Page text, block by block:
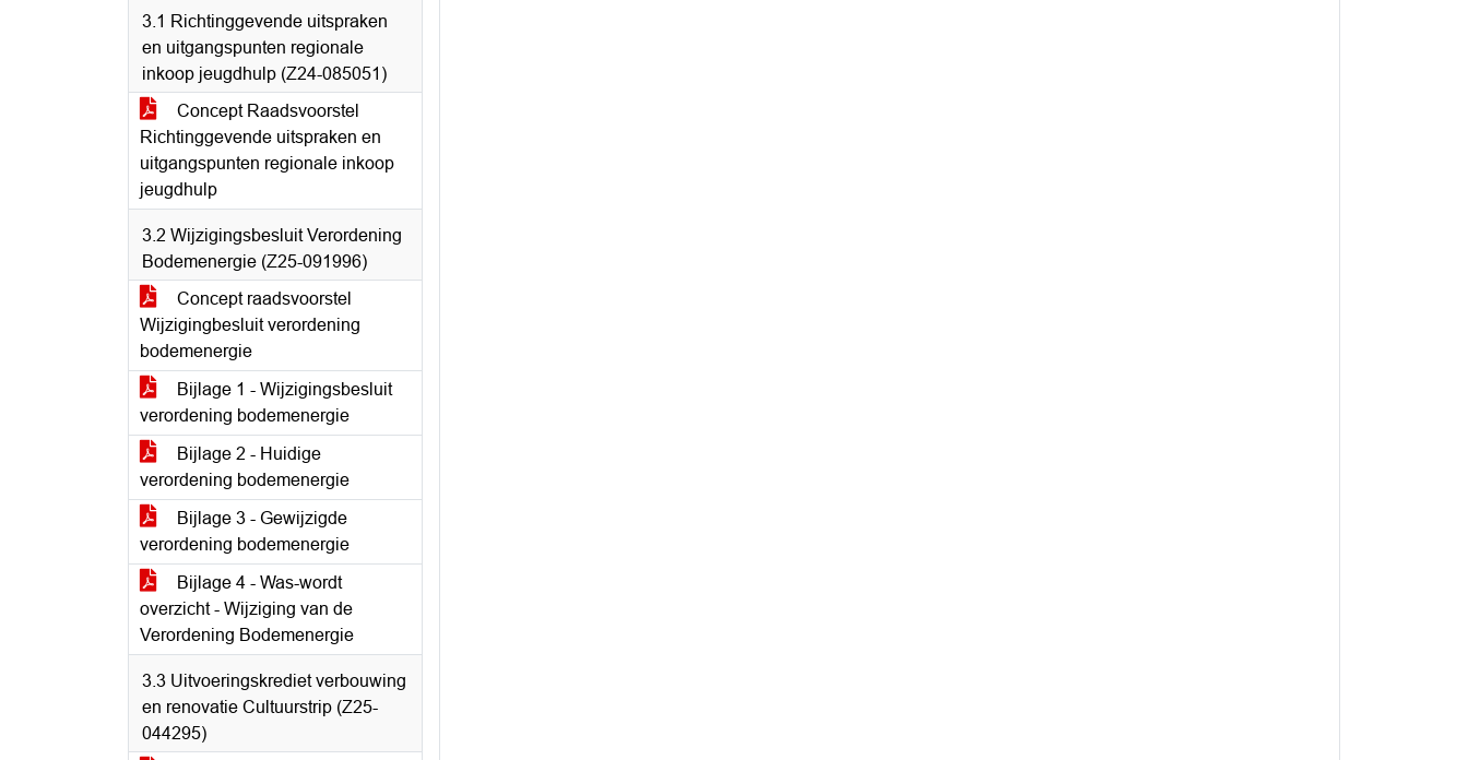
3.1 Richtinggevende uitspraken
en uitgangspunten regionale
inkoop jeugdhulp (Z24-085051)
Concept Raadsvoorstel
Richtinggevende uitspraken en
uitgangspunten regionale inkoop
jeugdhulp
3.2 Wijzigingsbesluit Verordening
Bodemenergie (Z25-091996)
Concept raadsvoorstel
Wijzigingbesluit verordening
bodemenergie
Bijlage 1 - Wijzigingsbesluit
verordening bodemenergie
Bijlage 2 - Huidige
verordening bodemenergie
Bijlage 3 - Gewijzigde
verordening bodemenergie
Bijlage 4 - Was-wordt
overzicht - Wijziging van de
Verordening Bodemenergie
3.3 Uitvoeringskrediet verbouwing
en renovatie Cultuurstrip (Z25-
044295)